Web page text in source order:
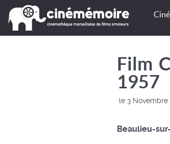
Film
1957
le 3 Novembre
Beaulieu-